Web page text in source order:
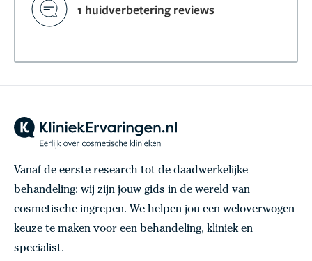
1 huidverbetering reviews
Vanaf de eerste research tot de daadwerkelijke
behandeling: wij zijn jouw gids in de wereld van
cosmetische ingrepen. We helpen jou een weloverwogen
keuze te maken voor een behandeling, kliniek en
specialist.